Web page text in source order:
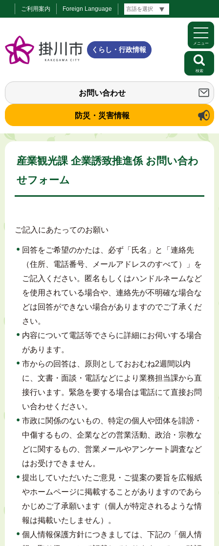
ご利用案内 Foreign Language
くらし・行政情報
お問い合わせ
防災・災害情報
メニュー
検索
産業観光課 企業誘致推進係 お問い合わ
せフォーム
ご記入にあたってのお願い
回答をご希望のかたは、必ず「氏名」と「連絡先
（住所、電話番号、メールアドレスのすべて）」を
ご記入ください。匿名もしくはハンドルネームなど
を使用されている場合や、連絡先が不明確な場合な
どは回答ができない場合がありますのでご了承くだ
さい。
内容について電話等でさらに詳細にお伺いする場合
があります。
市からの回答は、原則としておおむね2週間以内
に、文書・面談・電話などにより業務担当課から直
接行います。緊急を要する場合は電話にて直接お問
い合わせください。
市政に関係のないもの、特定の個人や団体を誹謗・
中傷するもの、企業などの営業活動、政治・宗教な
どに関するもの、営業メールやアンケート調査など
はお受けできません。
提出していただいたご意見・ご提案の要旨を広報紙
やホームページに掲載することがありますのであら
かじめご了承願います（個人が特定されるような情
報は掲載いたしません）。
個人情報保護方針につきましては、下記の「個人情